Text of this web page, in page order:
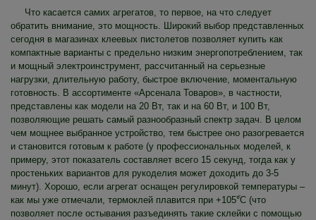
Что касается самих агрегатов, то первое, на что следует
обратить внимание, это мощность. Широкий выбор представленных
сегодня в магазинах клеевых пистолетов позволяет купить как
компактные варианты с предельно низким энергопотреблением, так
и мощный электроинструмент, рассчитанный на серьезные
нагрузки, длительную работу, быстрое включение, моментальную
готовность. В ассортименте «Арсенала Товаров», в частности,
представлены как модели на 20 Вт, так и на 60 Вт, и 100 Вт,
позволяющие решать самый разнообразный спектр задач. В целом
чем мощнее выбранное устройство, тем быстрее оно разогревается
и становится готовым к работе (у профессиональных моделей, к
примеру, этот показатель составляет всего 15 секунд, тогда как у
простеньких вариантов для рукоделия может доходить до 3-5
минут). Хорошо, если агрегат оснащен регулировкой температуры –
как мы уже отмечали, термоклей плавится при +105ۜ°C (что
позволяет после остывания разъединять такие склейки с помощью